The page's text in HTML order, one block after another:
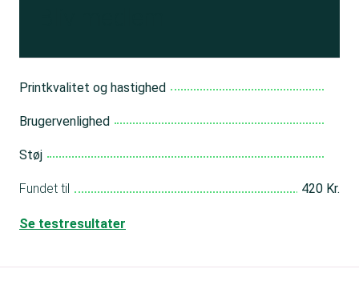
Printkvalitet og hastighed
Brugervenlighed
Støj
Fundet til 420 Kr.
Se testresultater